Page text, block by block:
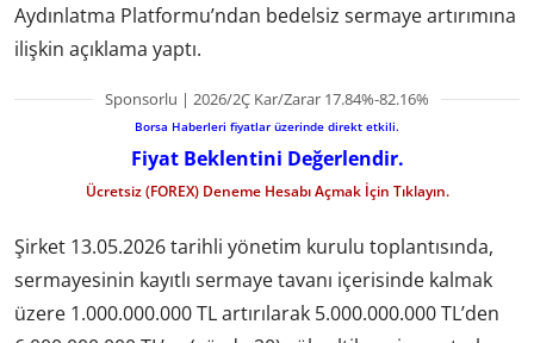
Aydınlatma Platformu’ndan bedelsiz sermaye artırımına
ilişkin açıklama yaptı.
Sponsorlu | 2026/2Ç Kar/Zarar 17.84%-82.16%
Borsa Haberleri fiyatlar üzerinde direkt etkili.
Fiyat Beklentini Değerlendir.
Ücretsiz (FOREX) Deneme Hesabı Açmak İçin Tıklayın.
Şirket 13.05.2026 tarihli yönetim kurulu toplantısında,
sermayesinin kayıtlı sermaye tavanı içerisinde kalmak
üzere 1.000.000.000 TL artırılarak 5.000.000.000 TL’den